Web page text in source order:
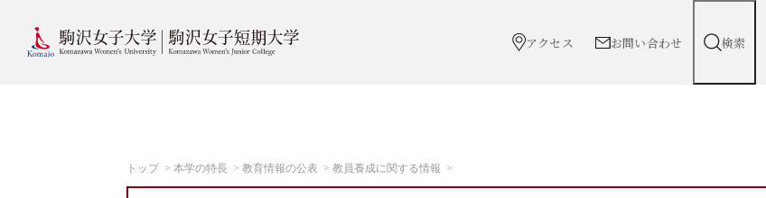
アクセス お問い合わせ 検索
トップ 本学の特長 教育情報の公表 教員養成に関する情報